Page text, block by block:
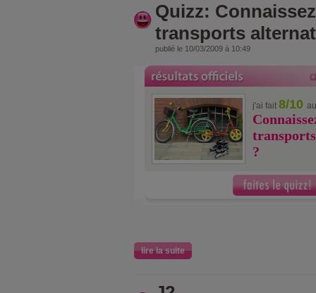
Quizz:
transports
publié le 10/03/2009 à 10:49
j'ai fait 8/10
?
lire la suite